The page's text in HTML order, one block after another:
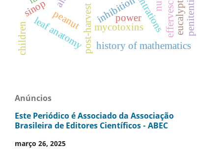
inhibition
post-harvest mycotoxins
peanut
leaf anatomy history of mathematics
eucalyptus
sinop
children
penitentiary
power
Anúncios
Este Periódico é Associado da Associação
Brasileira de Editores Científicos - ABEC
março 26, 2025